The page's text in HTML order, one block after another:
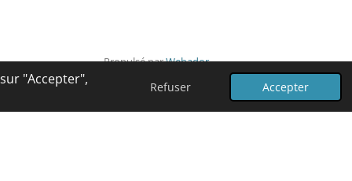
"Accepter",
Refuser Accepter
Propulsé parWebador